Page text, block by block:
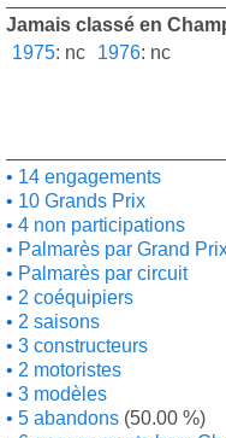
Jamais classé en
1975: nc 1976: nc
14 engagements
10 Grands Prix
4 non participations
Palmarès par Grand
Palmarès par circuit
2 coéquipiers
2 saisons
3 constructeurs
2 motoristes
3 modèles
5 abandons (50.00 %)